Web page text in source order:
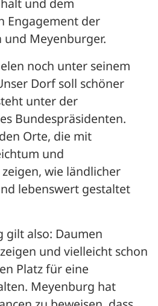
Engagement der
Meyenburger.
noch unter seinem
Dorf soll schöner
unter der
Bundespräsidenten.
Orte, die mit
und
wie ländlicher
lebenswert gestaltet
gilt also: Daumen
und vielleicht schon
Platz für eine
Meyenburg hat